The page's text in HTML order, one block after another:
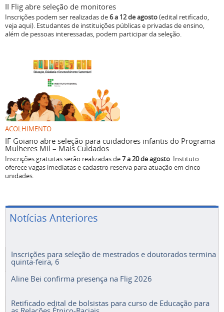
II Flig abre seleção de monitores
Inscrições podem ser realizadas de6 a 12 de agosto(edital retificado,
veja aqui). Estudantes de instituições públicas e privadas de ensino,
além de pessoas interessadas, podem participar da seleção.
ACOLHIMENTO
IF Goiano abre seleção para cuidadores infantis do Programa
Mulheres Mil – Mais Cuidados
Inscrições gratuitas serão realizadas de7 a 20 de agosto. Instituto
oferece vagas imediatas e cadastro reserva para atuação em cinco
unidades.
Notícias Anteriores
Inscrições para seleção de mestrados e doutorados termina
quinta-feira, 6
Aline Bei confirma presença na Flig 2026
Retificado edital de bolsistas para curso de Educação para